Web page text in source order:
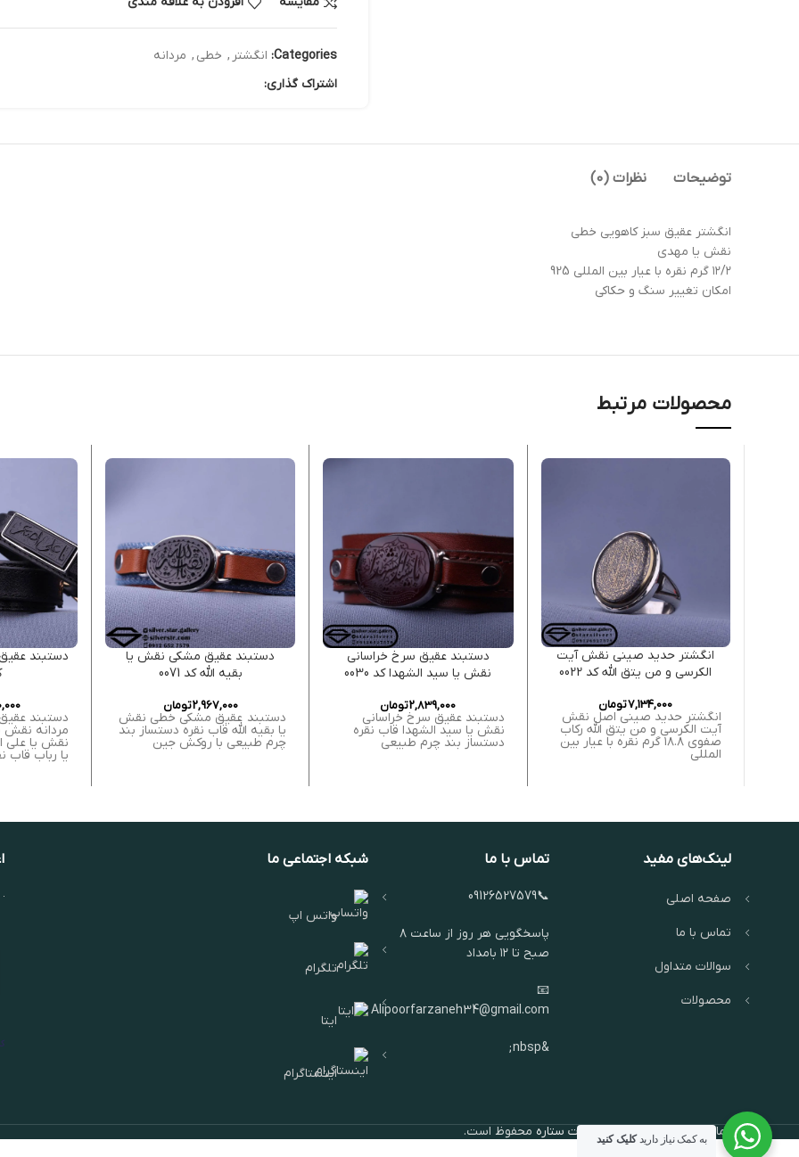
Categories: انگشتر , خطی , مردانه
اشتراک گذاری:
توضیحات نظرات (0)
انگشتر عقیق سبز کاهویی خطی
نقش یا مهدی
۱۲/۲ گرم نقره با عیار بین المللی 925
امکان تغییر سنگ و حکاکی
محصولات مرتبط
انگشتر حدید صینی نقش آیت
الکرسی و من یتق الله کد 0022
7,134,000تومان
انگشتر حدید صینی اصل نقش
آیت الکرسی و من یتق الله رکاب
صفوی ۱۸.۸ گرم نقره با عیار بین
المللی
دستبند عقیق سرخ خراسانی
نقش یا سید الشهدا کد 0030
2,839,000تومان
دستبند عقیق سرخ خراسانی
نقش یا سید الشهدا قاب نقره
دستساز بند چرم طبیعی
دستبند عقیق مشکی نقش یا
بقیه الله کد 0071
2,967,000تومان
دستبند عقیق مشکی خطی نقش
یا بقیه الله قاب نقره دستساز بند
چرم طبیعی با روکش جین
دستبند
دستبند
مردانه نقش
نقش یا علی
یا رباب قاب
لینک‌های مفید
صفحه اصلی
تماس با ما
سوالات متداول
محصولات
تماس با ما
📞09126527579
پاسخگویی هر روز از ساعت ۸
صبح تا ۱۲ بامداد
📧
Alipoorfarzaneh34@gmail.com
&nbsp;
شبکه اجتماعی ما
واتس اپ
تلگرام
ایتا
اینستاگرام
تمام حقوق برای گالری نقره جات ستاره محفوظ است. به کمک نیاز داریدکلیک کنید